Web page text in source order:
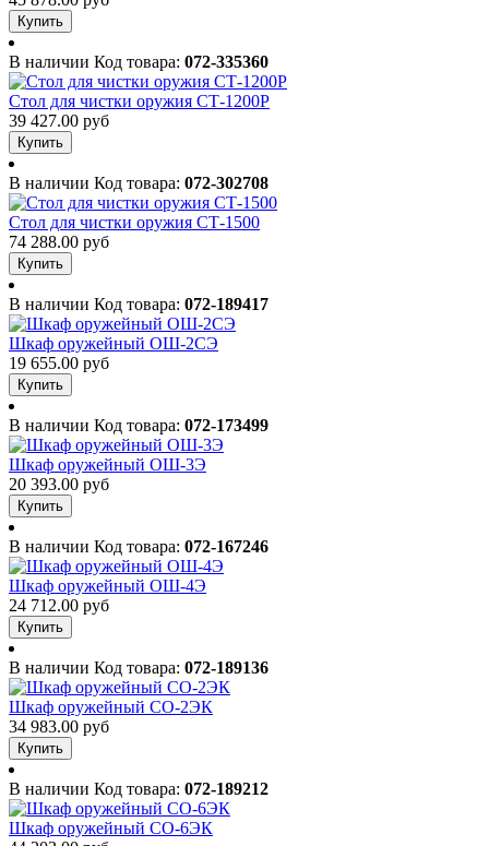
Купить
В наличии Код товара: 072-335360
Стол для чистки оружия СТ-1200Р
39 427.00 руб
Купить
В наличии Код товара: 072-302708
Стол для чистки оружия СТ-1500
74 288.00 руб
Купить
В наличии Код товара: 072-189417
Шкаф оружейный ОШ-2СЭ
19 655.00 руб
Купить
В наличии Код товара: 072-173499
Шкаф оружейный ОШ-3Э
20 393.00 руб
Купить
В наличии Код товара: 072-167246
Шкаф оружейный ОШ-4Э
24 712.00 руб
Купить
В наличии Код товара: 072-189136
Шкаф оружейный СО-2ЭК
34 983.00 руб
Купить
В наличии Код товара: 072-189212
Шкаф оружейный СО-6ЭК